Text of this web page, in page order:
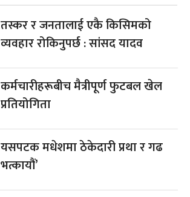
तस्कर र जनतालाई एकै किसिमको
व्यवहार रोकिनुपर्छ : सांसद यादव
कर्मचारीहरूबीच मैत्रीपूर्ण फुटबल खेल
प्रतियोगिता
यसपटक मधेशमा ठेकेदारी प्रथा र गढ
भत्कायौं’